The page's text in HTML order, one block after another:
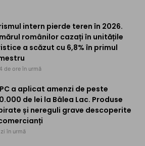
intern pierde teren în 2026.
românilor cazați în unitățile
a scăzut cu 6,8% în primul
de ore în urmă
a aplicat amenzi de peste
de lei la Bâlea Lac. Produse
și nereguli grave descoperite
în urmă